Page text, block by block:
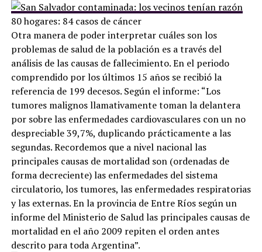
80 hogares: 84 casos de cáncer
Otra manera de poder interpretar cuáles son los
problemas de salud de la población es a través del
análisis de las causas de fallecimiento. En el periodo
comprendido por los últimos 15 años se recibió la
referencia de 199 decesos. Según el informe: “Los
tumores malignos llamativamente toman la delantera
por sobre las enfermedades cardiovasculares con un no
despreciable 39,7%, duplicando prácticamente a las
segundas. Recordemos que a nivel nacional las
principales causas de mortalidad son (ordenadas de
forma decreciente) las enfermedades del sistema
circulatorio, los tumores, las enfermedades respiratorias
y las externas. En la provincia de Entre Ríos según un
informe del Ministerio de Salud las principales causas de
mortalidad en el año 2009 repiten el orden antes
descrito para toda Argentina”.